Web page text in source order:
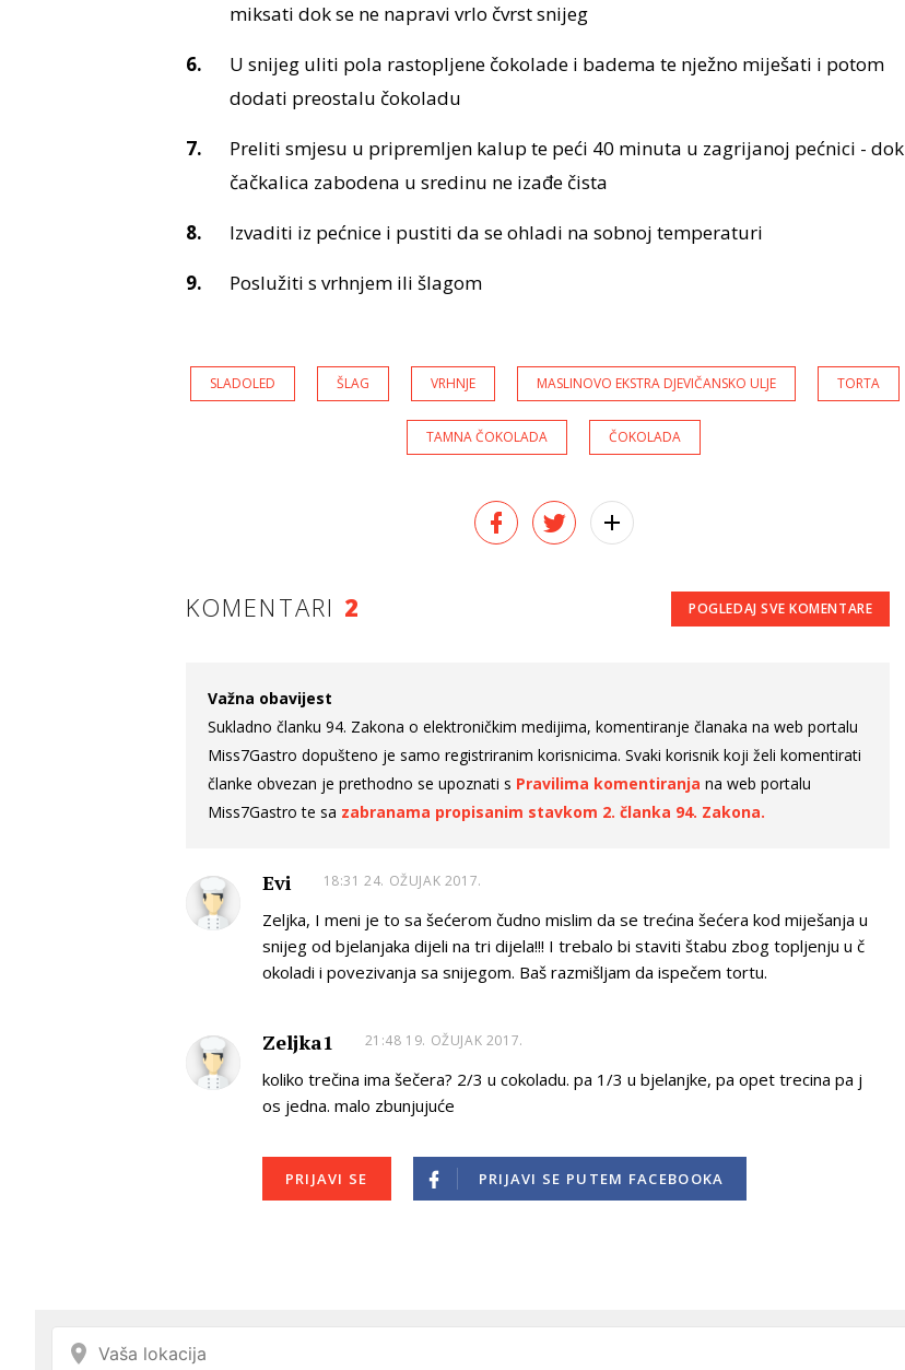
miksati dok se ne napravi vrlo čvrst snijeg
U snijeg uliti pola rastopljene čokolade i badema te nježno miješati i potom
dodati preostalu čokoladu
Preliti smjesu u pripremljen kalup te peći 40 minuta u zagrijanoj pećnici - dok
čačkalica zabodena u sredinu ne izađe čista
Izvaditi iz pećnice i pustiti da se ohladi na sobnoj temperaturi
Poslužiti s vrhnjem ili šlagom
SLADOLED ŠLAG VRHNJE MASLINOVO EKSTRA DJEVIČANSKO ULJE TORTA
TAMNA ČOKOLADA ČOKOLADA
KOMENTARI 2 POGLEDAJ SVE KOMENTARE
Važna obavijest
Sukladno članku 94. Zakona o elektroničkim medijima, komentiranje članaka na web portalu
Miss7Gastro dopušteno je samo registriranim korisnicima. Svaki korisnik koji želi komentirati
članke obvezan je prethodno se upoznati s Pravilima komentiranja na web portalu
Miss7Gastro te sa zabranama propisanim stavkom 2. članka 94. Zakona.
Evi 18:31 24. OŽUJAK 2017.
Zeljka, I meni je to sa šećerom čudno mislim da se trećina šećera kod miješanja u
snijeg od bjelanjaka dijeli na tri dijela!!! I trebalo bi staviti štabu zbog topljenju u č
okoladi i povezivanja sa snijegom. Baš razmišljam da ispečem tortu.
Zeljka1 21:48 19. OŽUJAK 2017.
koliko trečina ima šečera? 2/3 u cokoladu. pa 1/3 u bjelanjke, pa opet trecina pa j
os jedna. malo zbunjujuće
PRIJAVI SE PRIJAVI SE PUTEM FACEBOOKA